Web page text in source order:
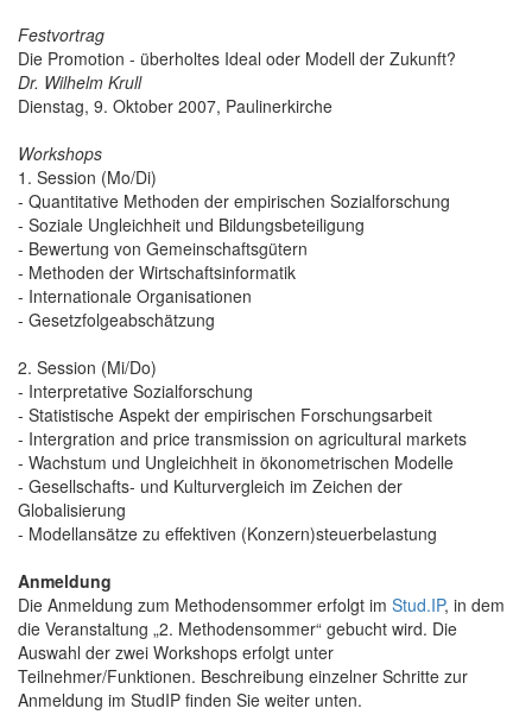
Festvortrag
Die Promotion - überholtes Ideal oder Modell der Zukunft?
Dr. Wilhelm Krull
Dienstag, 9. Oktober 2007, Paulinerkirche
Workshops
1. Session (Mo/Di)
- Quantitative Methoden der empirischen Sozialforschung
- Soziale Ungleichheit und Bildungsbeteiligung
- Bewertung von Gemeinschaftsgütern
- Methoden der Wirtschaftsinformatik
- Internationale Organisationen
- Gesetzfolgeabschätzung
2. Session (Mi/Do)
- Interpretative Sozialforschung
- Statistische Aspekt der empirischen Forschungsarbeit
- Intergration and price transmission on agricultural markets
- Wachstum und Ungleichheit in ökonometrischen Modelle
- Gesellschafts- und Kulturvergleich im Zeichen der
Globalisierung
- Modellansätze zu effektiven (Konzern)steuerbelastung
Anmeldung
Die Anmeldung zum Methodensommer erfolgt im Stud.IP, in dem
die Veranstaltung „2. Methodensommer“ gebucht wird. Die
Auswahl der zwei Workshops erfolgt unter
Teilnehmer/Funktionen. Beschreibung einzelner Schritte zur
Anmeldung im StudIP finden Sie weiter unten.